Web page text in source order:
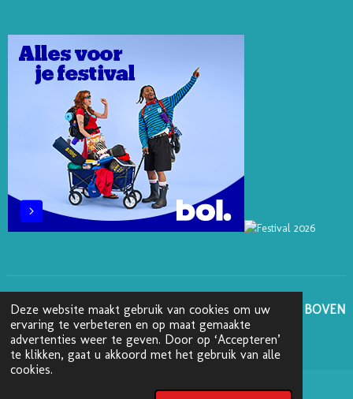
Deze website maakt gebruik van cookies om uw
ervaring te verbeteren en op maat gemaakte
advertenties weer te geven. Door op ‘Accepteren’
te klikken, gaat u akkoord met het gebruik van alle
cookies.
E
S
T
I
N
O
R
M
GA NAAR BOVEN
© 2025 - 2026 Boekenblog van Ann